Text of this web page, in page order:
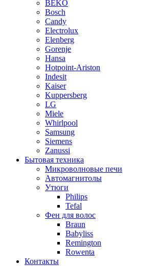
BEKO
Bosch
Candy
Electrolux
Elenberg
Gorenje
Hansa
Hotpoint-Ariston
Indesit
Kaiser
Kuppersberg
LG
Miele
Whirlpool
Samsung
Siemens
Zanussi
Бытовая техника
Микроволновые печи
Автомагнитолы
Утюги
Philips
Tefal
Фен для волос
Braun
Babyliss
Remington
Rowenta
Контакты